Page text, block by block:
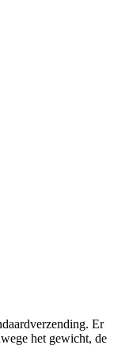
Er
het gewicht, de